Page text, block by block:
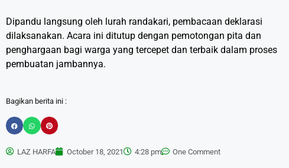
Dipandu langsung oleh lurah randakari, pembacaan deklarasi
dilaksanakan. Acara ini ditutup dengan pemotongan pita dan
penghargaan bagi warga yang tercepet dan terbaik dalam proses
pembuatan jambannya.
Bagikan berita ini :
LAZ HARFA October 18, 2021 4:28 pm One Comment